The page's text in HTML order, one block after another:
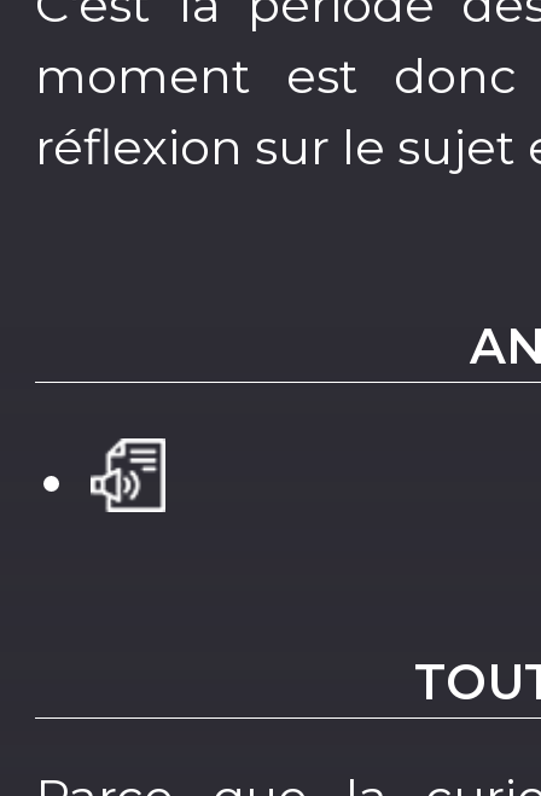
moment est
réflexion sur le